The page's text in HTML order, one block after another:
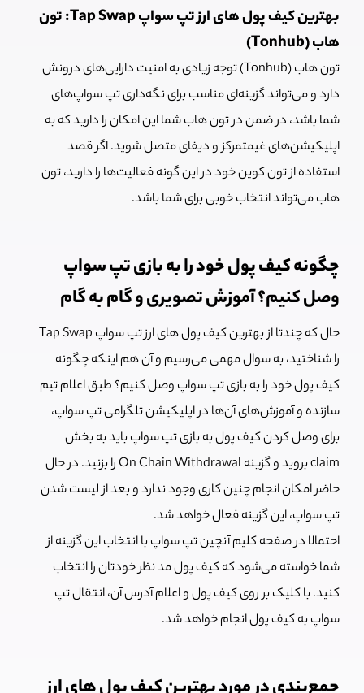
بهترین کیف پول‌ های ارز تپ سواپ Tap Swap: تون
هاب (Tonhub)
تون هاب (Tonhub) توجه زیادی به امنیت دارایی‌های درونش
دارد و می‌تواند گزینه‌ای مناسب برای نگه‌داری تپ سواپ‌های
شما باشد، در ضمن در تون هاب شما این امکان را دارید که به
اپلیکیشن‌های غیمتمرکز و دیفای متصل شوید. اگر قصد
استفاده از تون کوین خود در این گونه فعالیت‌ها را دارید، تون
هاب می‌تواند انتخاب خوبی برای شما باشد.
چگونه کیف پول خود را به بازی تپ سواپ
وصل کنیم؟ آموزش تصویری و گام به گام
حال که چندتا از بهترین کیف پول های ارز تپ سواپ Tap Swap
را شناختید، به سوال مهمی می‌رسیم و آن هم اینکه چگونه
کیف پول خود را به بازی تپ سواپ وصل کنیم؟ طبق اعلام تیم
سازنده و آموزش‌های آن‌ها در اپلیکیشن تلگرامی تپ سواپ،
برای وصل کردن کیف پول به بازی تپ سواپ باید به بخش
claim بروید و گزینه On Chain Withdrawal را بزنید. در حال
حاضر امکان انجام چنین کاری وجود ندارد و بعد از لیست شدن
تپ سواپ، این گزینه فعال خواهد شد.
احتمالا در صفحه کلیم آنچین تپ سواپ با انتخاب این گزینه از
شما خواسته می‌شود که کیف پول مد نظر خودتان را انتخاب
کنید. با کلیک بر روی کیف پول و اعلام آدرس آن، انتقال تپ
سواپ به کیف پول انجام خواهد شد.